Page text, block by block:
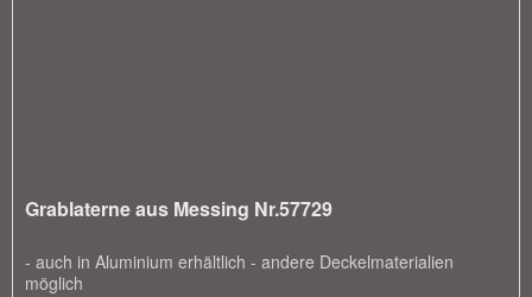
Grablaterne aus Messing Nr.57729
- auch in Aluminium erhältlich - andere Deckelmaterialien
möglich